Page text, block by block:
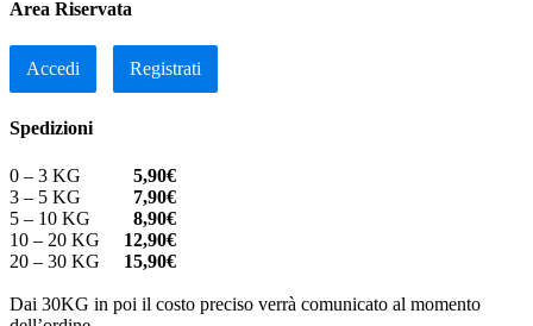
Area Riservata
Accedi Registrati
Spedizioni
0 – 3 KG 5,90€
3 – 5 KG 7,90€
5 – 10 KG 8,90€
10 – 20 KG 12,90€
20 – 30 KG 15,90€
Dai 30KG in poi il costo preciso verrà comunicato al momento